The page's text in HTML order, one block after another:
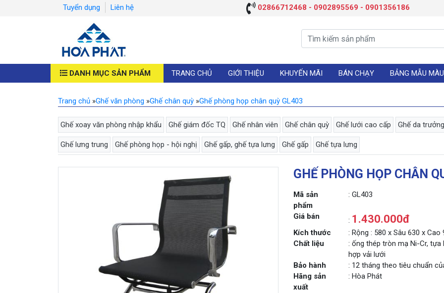
Tuyển dụng Liên hệ 02866712468 - 0902895569 - 0901356186
DANH MỤC SẢN PHẨM TRANG CHỦ GIỚI THIỆU KHUYẾN MÃI BÁN CHẠY BẢNG MẪU MÀU
Trang chủ »Ghế văn phòng »Ghế chân quỳ »Ghế phòng họp chân quỳ GL403
Ghế xoay văn phòng nhập khẩu Ghế giám đốc TQ Ghế nhân viên Ghế chân quỳ Ghế lưới cao cấp Ghế da
Ghế lưng trung Ghế phòng họp - hội nghị Ghế gấp, ghế tựa lưng Ghế gấp Ghế tựa lưng
GHẾ PHÒNG HỌP CHÂN
Mã sản
phẩm
: GL403
Giá bán : 1.430.000đ
Kích thước
: Rộng : 580 x Sâu 630 x Cao
Chất liệu
: ống thép tròn mạ Ni-Cr,
hợp vải lưới
Bảo hành
: 12 tháng theo tiêu chuẩn
Hãng sản
xuất
: Hòa Phát